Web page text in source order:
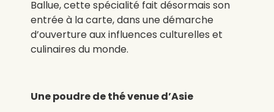
Ballue, cette spécialité fait désormais son
entrée à la carte, dans une démarche
d’ouverture aux influences culturelles et
culinaires du monde.
Une poudre de thé venue d’Asie